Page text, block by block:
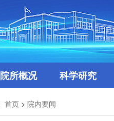
院所概况 科学研究
首页 > 院内要闻